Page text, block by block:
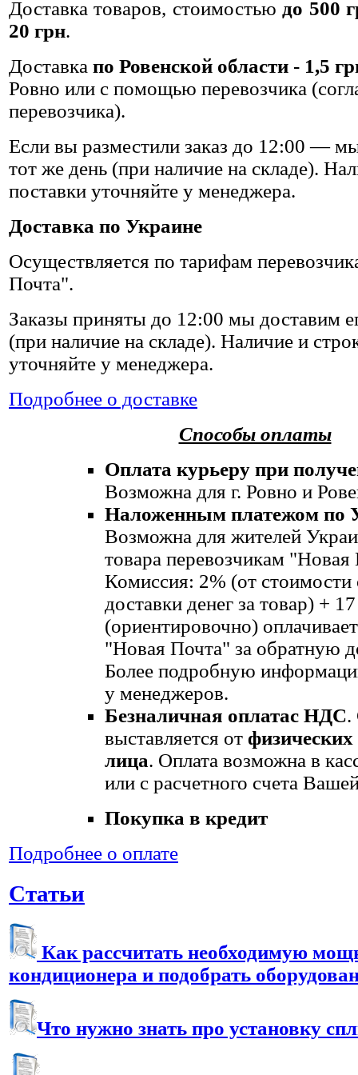
Доставка товаров, стоимостью до 500
20 грн.
Доставка по Ровенской области - 1,5
Ровно или с помощью перевозчика
перевозчика).
Если вы разместили заказ до 12:00 —
тот же день (при наличие на складе).
поставки уточняйте у менеджера.
Доставка по Украине
Осуществляется по тарифам
Почта".
Заказы приняты до 12:00 мы доставим
(при наличие на складе). Наличие и
уточняйте у менеджера.
Подробнее о доставке
Способы оплаты
Оплата курьеру при
Возможна для г. Ровно и
Наложенным платежом по
Возможна для жителей
товара перевозчикам "Новая
Комиссия: 2% (от стоимости
доставки денег за товар) +
(ориентировочно)
"Новая Почта" за обратную
Более подробную
у менеджеров.
Безналичная оплатас НДС.
выставляется от физических
лица. Оплата возможна в
или с расчетного счета
Покупка в кредит
Подробнее о оплате
Статьи
Как рассчитать необходимую
кондиционера и подобрать
Что нужно знать про установку